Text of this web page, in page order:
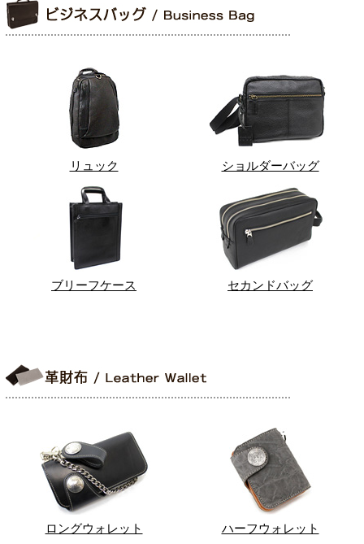
リュック ショルダーバッグ
ブリーフケース セカンドバッグ
ロングウォレット ハーフウォレット